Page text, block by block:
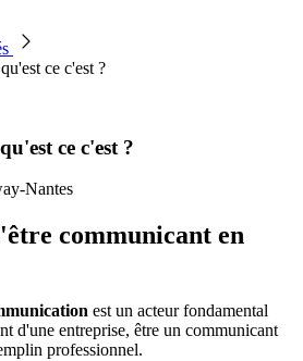
ce c'est ?
ce c'est ?
communicant en
est un acteur fondamental
d'une entreprise, être un communicant
professionnel.